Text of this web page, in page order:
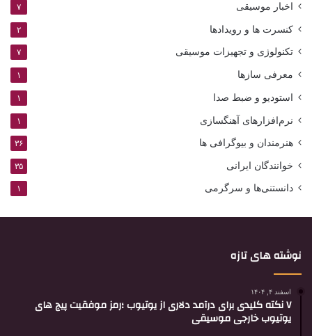
اخبار موسیقی ۷
کنسرت ها و رویدادها ۲
تکنولوژی و تجهیزات موسیقی ۷
معرفی سازها ۱
استودیو و ضبط صدا ۱
نرم‌افزارهای آهنگسازی ۱
هنرمندان و بیوگرافی ها ۳۶
خوانندگان ایرانی ۳۵
دانستنی‌ها و سرگرمی ۱
نوشته های تازه
اسفند ۴, ۱۴۰۴
۷ نکته کلیدی برای درآمد دلاری از یوتیوب ؛رمز موفقیت پیج های
یوتیوب خارجی موسیقی